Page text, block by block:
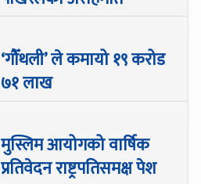
‘गौँथली’ ले कमायो १९ करोड
७१ लाख
मुस्लिम आयोगको वार्षिक
प्रतिवेदन राष्ट्रपतिसमक्ष पेश